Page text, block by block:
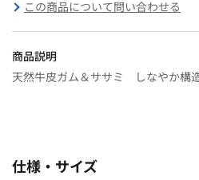
この商品について問い合わせる
商品説明
天然牛皮ガム＆ササミ しなやか構
仕様・サイズ